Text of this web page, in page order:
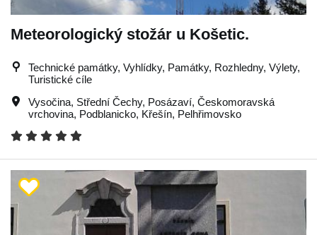
Meteorologický stožár u Košetic.
Technické památky, Vyhlídky, Památky, Rozhledny, Výlety,
Turistické cíle
Vysočina, Střední Čechy, Posázaví, Českomoravská
vrchovina, Podblanicko, Křešín, Pelhřimovsko